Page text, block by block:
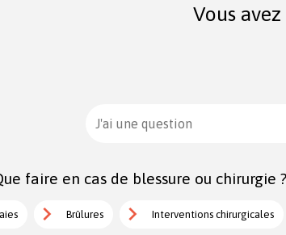
Vous
J'ai une question
faire en cas de blessure ou chirurgie ?
Brûlures Interventions chirurgicales